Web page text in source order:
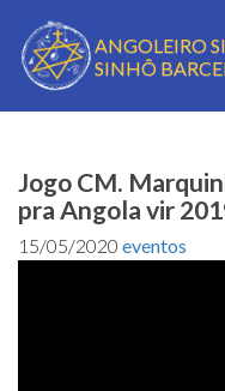
ANGOLEIRO
SINHÔ
Jogo CM.
pra Angola vir
15/05/2020 eventos